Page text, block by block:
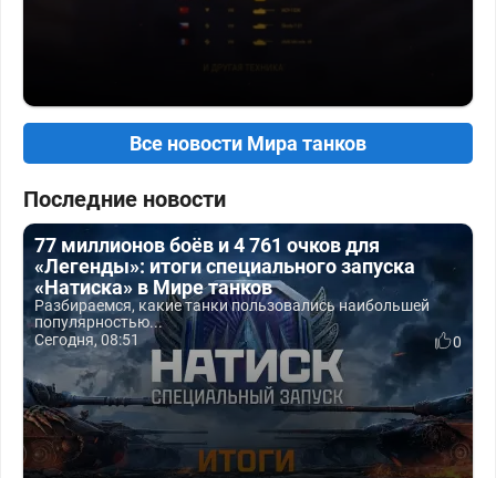
Все новости Мира танков
Последние новости
77 миллионов боёв и 4 761 очков для
«Легенды»: итоги специального запуска
«Натиска» в Мире танков
Разбираемся, какие танки пользовались наибольшей
популярностью...
Сегодня, 08:51
0